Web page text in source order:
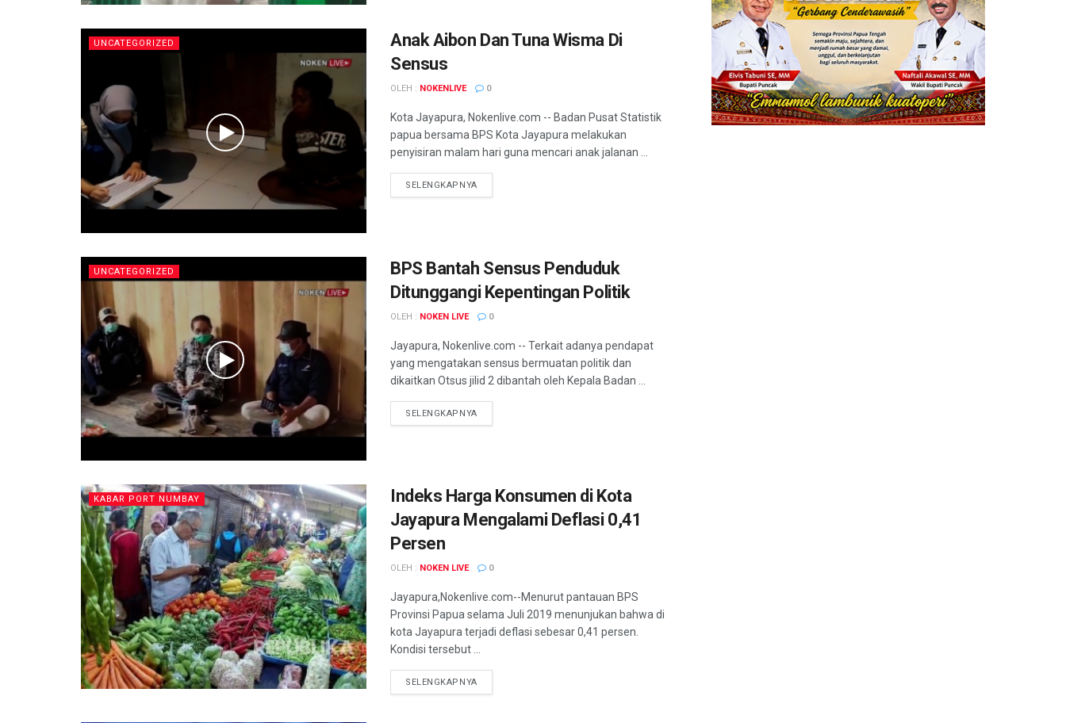
UNCATEGORIZED
Anak Aibon Dan Tuna Wisma Di
Sensus
OLEH : NOKENLIVE 0
Kota Jayapura, Nokenlive.com -- Badan Pusat Statistik
papua bersama BPS Kota Jayapura melakukan
penyisiran malam hari guna mencari anak jalanan ...
SELENGKAPNYADETAILS
UNCATEGORIZED
BPS Bantah Sensus Penduduk
Ditunggangi Kepentingan Politik
OLEH : NOKEN LIVE 0
Jayapura, Nokenlive.com -- Terkait adanya pendapat
yang mengatakan sensus bermuatan politik dan
dikaitkan Otsus jilid 2 dibantah oleh Kepala Badan ...
SELENGKAPNYADETAILS
KABAR PORT NUMBAY
Indeks Harga Konsumen di Kota
Jayapura Mengalami Deflasi 0,41
Persen
OLEH : NOKEN LIVE 0
Jayapura,Nokenlive.com--Menurut pantauan BPS
Provinsi Papua selama Juli 2019 menunjukan bahwa di
kota Jayapura terjadi deflasi sebesar 0,41 persen.
Kondisi tersebut ...
SELENGKAPNYADETAILS